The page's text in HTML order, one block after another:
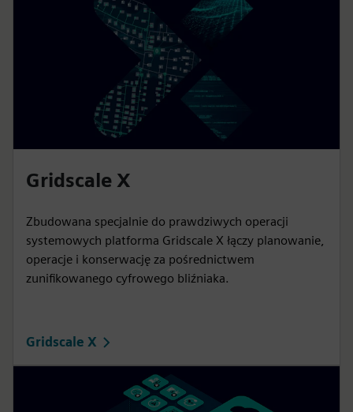
Gridscale X
Zbudowana specjalnie do prawdziwych operacji
systemowych platforma Gridscale X łączy planowanie,
operacje i konserwację za pośrednictwem
zunifikowanego cyfrowego bliźniaka.
Gridscale X